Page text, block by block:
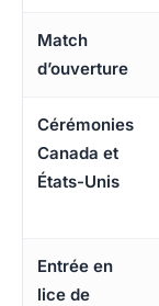
Match
d’ouverture
Cérémonies
Canada et
États-Unis
Entrée en
lice de